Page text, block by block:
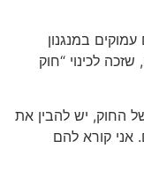
במנגנון
לכינוי “חוק
החוק, יש להבין את
ובה יושבים מעל אלף אנשים, בערך 1,200, אנשים מורמים מעם. אני קורא להם